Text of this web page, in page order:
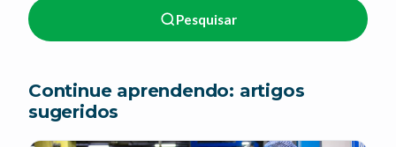
Pesquisar
Continue aprendendo: artigos
sugeridos